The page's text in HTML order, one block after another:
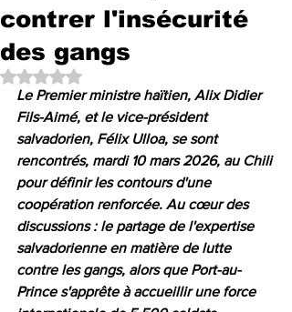
contrer l'insécurité
des gangs
Noté NaN étoiles sur 5.
Le Premier ministre haïtien, Alix Didier
Fils-Aimé, et le vice-président
salvadorien, Félix Ulloa, se sont
rencontrés, mardi 10 mars 2026, au Chili
pour définir les contours d'une
coopération renforcée. Au cœur des
discussions : le partage de l'expertise
salvadorienne en matière de lutte
contre les gangs, alors que Port-au-
Prince s'apprête à accueillir une force